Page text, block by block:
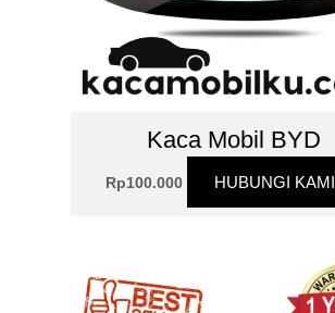
Kaca Mobil BYD
Rp100.000 HUBUNGI KAMI